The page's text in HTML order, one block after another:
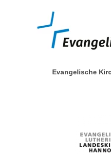
Evangelische